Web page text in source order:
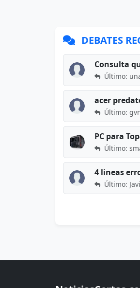
DEBATES
Consulta
Último:
acer
Último:
PC para
Último:
4 lineas
Último: